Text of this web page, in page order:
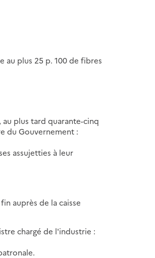
plus 25 p. 100 de fibres
plus tard quarante-cinq
du Gouvernement :
assujetties à leur
auprès de la caisse
chargé de l'industrie :